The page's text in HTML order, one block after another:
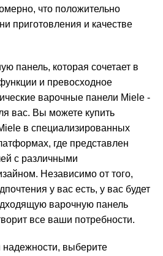
что положительно
приготовления и качестве
панель, которая сочетает в
и превосходное
варочные панели Miele -
вас. Вы можете купить
в специализированных
где представлен
с различными
Независимо от того,
у вас есть, у вас будет
варочную панель
все ваши потребности.
надежности, выберите